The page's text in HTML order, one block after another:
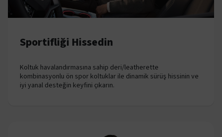
Sportifliği Hissedin
Koltuk havalandırmasına sahip deri/leatherette
kombinasyonlu ön spor koltuklar ile dinamik sürüş hissinin ve
iyi yanal desteğin keyfini çıkarın.